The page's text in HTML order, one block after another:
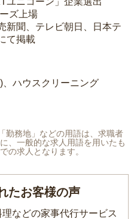
ズ上場
新聞、テレビ朝日、日本テ
て掲載
ハウスクリーニング
務地」などの用語は、求職者
、一般的な求人用語を用いたも
の求人となります。
たお客様の声
などの家事代行サービス